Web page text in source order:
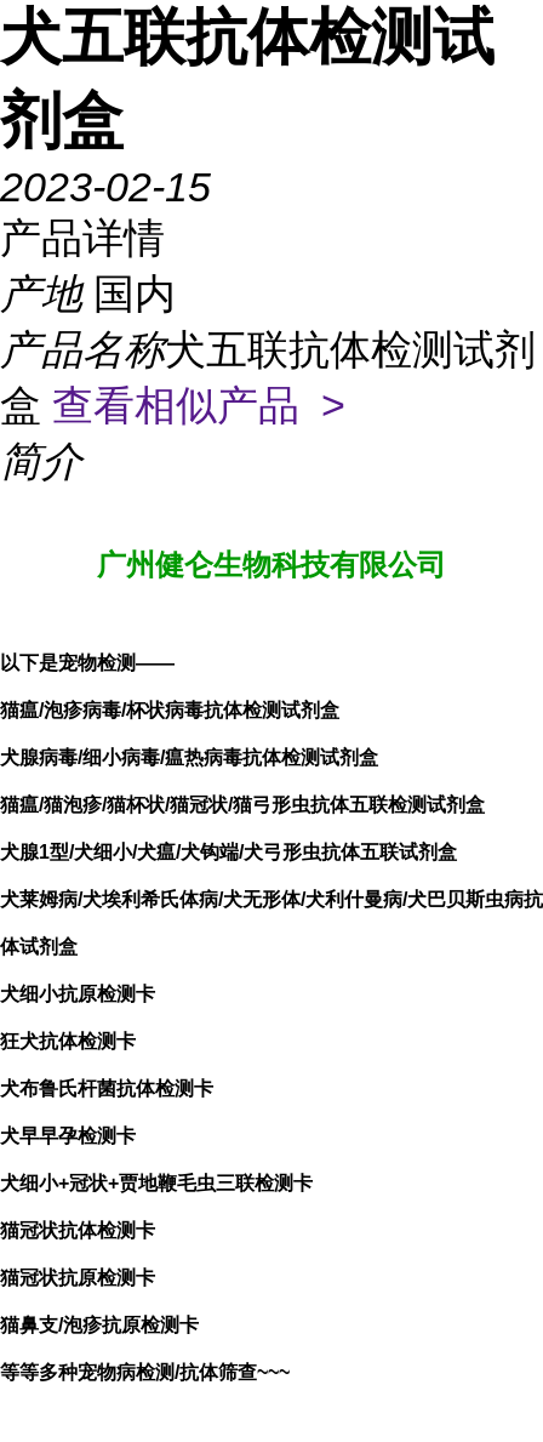
犬五联抗体检测试
剂盒
2023-02-15
产品详情
产地 国内
产品名称犬五联抗体检测试剂
盒 查看相似产品 >
简介
广州健仑生物科技有限公司
以下是宠物检测——
猫瘟/泡疹病毒/杯状病毒抗体检测试剂盒
犬腺病毒/细小病毒/瘟热病毒抗体检测试剂盒
猫瘟/猫泡疹/猫杯状/猫冠状/猫弓形虫抗体五联检测试剂盒
犬腺1型/犬细小/犬瘟/犬钩端/犬弓形虫抗体五联试剂盒
犬莱姆病/犬埃利希氏体病/犬无形体/犬利什曼病/犬巴贝斯虫病抗
体试剂盒
犬细小抗原检测卡
狂犬抗体检测卡
犬布鲁氏杆菌抗体检测卡
犬早早孕检测卡
犬细小+冠状+贾地鞭毛虫三联检测卡
猫冠状抗体检测卡
猫冠状抗原检测卡
猫鼻支/泡疹抗原检测卡
等等多种宠物病检测/抗体筛查~~~